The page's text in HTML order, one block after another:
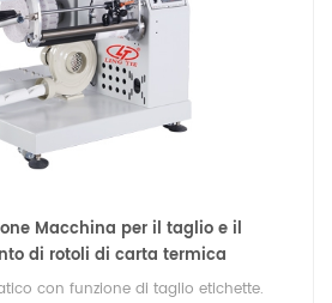
Macchina per il taglio e il
di rotoli di carta termica
con funzione di taglio etichette.